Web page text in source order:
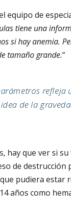
equipo de
tiene una
si hay anemia.
tamaño grande.“
de la
hay que ver si
de
pudiera estar
años como